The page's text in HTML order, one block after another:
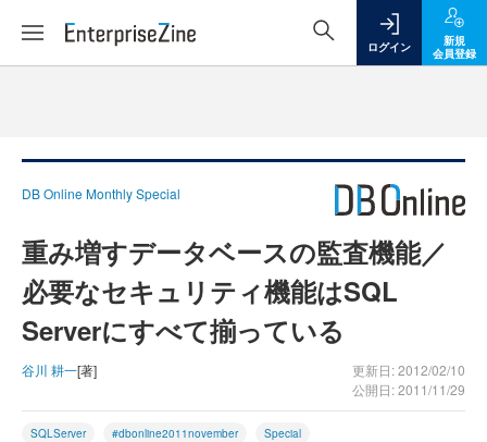
ログイン
新規
会員登録
DB Online Monthly Special
重み増すデータベースの監査機能／
必要なセキュリティ機能はSQL
Serverにすべて揃っている
谷川 耕一[著]
更新日: 2012/02/10
公開日: 2011/11/29
SQLServer #dbonline2011november Special